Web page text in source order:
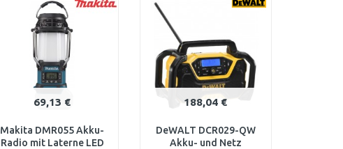
Vergleichen
69,13 €
Makita DMR055 Akku-
Radio mit Laterne LED
188,04 €
DeWALT DCR029-QW
Akku- und Netz